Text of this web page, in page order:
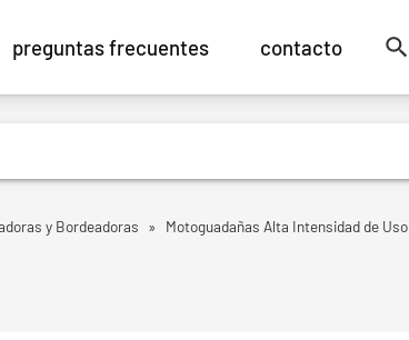
preguntas frecuentes contacto
y Bordeadoras » Motoguadañas Alta Intensidad de Uso